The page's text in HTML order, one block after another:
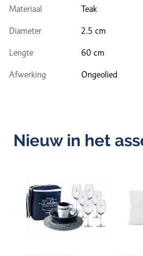
Materiaal Teak
Diameter 2.5 cm
Lengte 60 cm
Afwerking Ongeolied
Nieuw in het